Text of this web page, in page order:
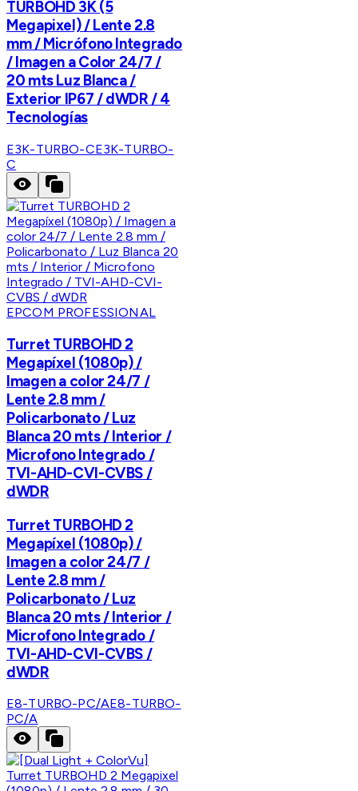
TURBOHD 3K (5
Megapixel) / Lente 2.8
mm / Micrófono Integrado
/ Imagen a Color 24/7 /
20 mts Luz Blanca /
Exterior IP67 / dWDR / 4
Tecnologías
E3K-TURBO-CE3K-TURBO-
C
EPCOM PROFESSIONAL
Turret TURBOHD 2
Megapíxel (1080p) /
Imagen a color 24/7 /
Lente 2.8 mm /
Policarbonato / Luz
Blanca 20 mts / Interior /
Microfono Integrado /
TVI-AHD-CVI-CVBS /
dWDR
Turret TURBOHD 2
Megapíxel (1080p) /
Imagen a color 24/7 /
Lente 2.8 mm /
Policarbonato / Luz
Blanca 20 mts / Interior /
Microfono Integrado /
TVI-AHD-CVI-CVBS /
dWDR
E8-TURBO-PC/AE8-TURBO-
PC/A